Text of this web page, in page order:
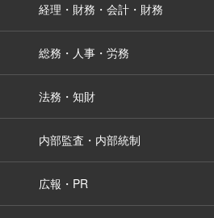
経理・財務・会計・財務
総務・人事・労務
法務・知財
内部監査・内部統制
広報・PR